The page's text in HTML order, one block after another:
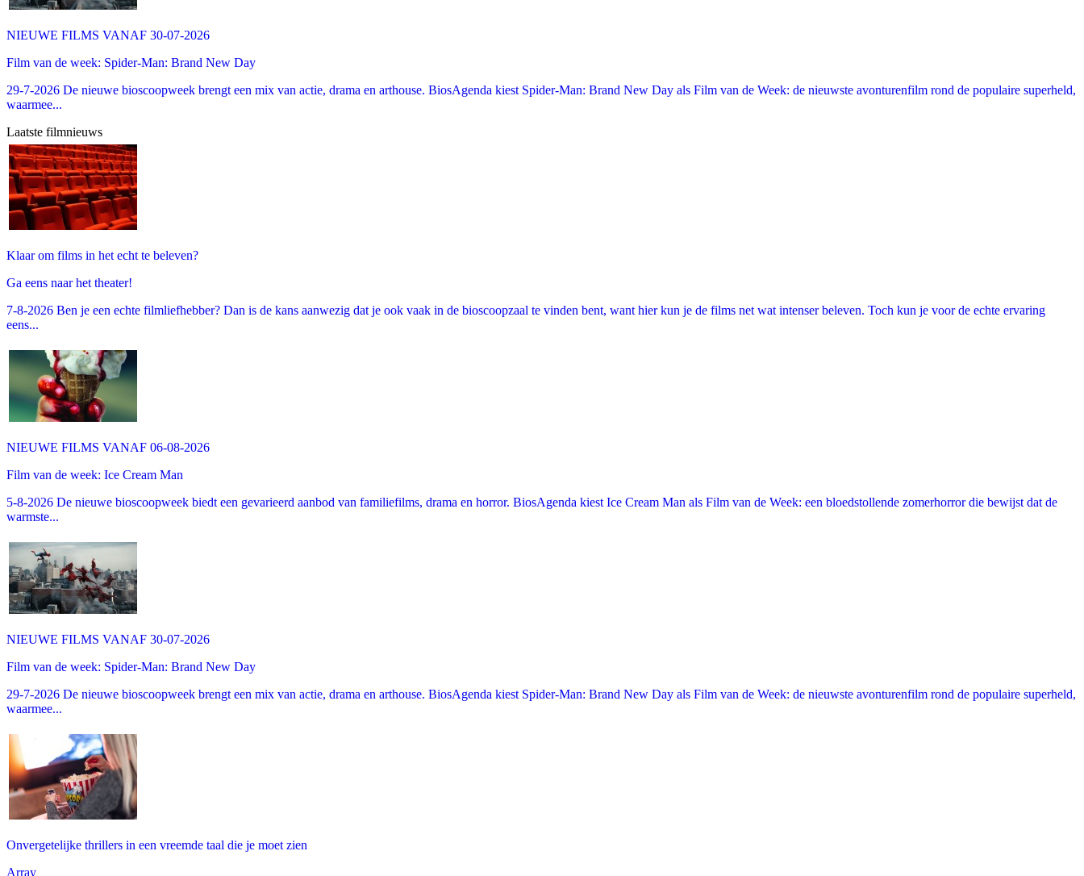
NIEUWE FILMS VANAF 30-07-2026
Film van de week: Spider-Man: Brand New Day
29-7-2026 De nieuwe bioscoopweek brengt een mix van actie, drama en arthouse. BiosAgenda kiest Spider-Man: Brand New Day als Film van de Week: de nieuwste avonturenfilm rond de populaire superheld,
waarmee...
Laatste filmnieuws
Klaar om films in het echt te beleven?
Ga eens naar het theater!
7-8-2026 Ben je een echte filmliefhebber? Dan is de kans aanwezig dat je ook vaak in de bioscoopzaal te vinden bent, want hier kun je de films net wat intenser beleven. Toch kun je voor de echte ervaring
eens...
NIEUWE FILMS VANAF 06-08-2026
Film van de week: Ice Cream Man
5-8-2026 De nieuwe bioscoopweek biedt een gevarieerd aanbod van familiefilms, drama en horror. BiosAgenda kiest Ice Cream Man als Film van de Week: een bloedstollende zomerhorror die bewijst dat de
warmste...
NIEUWE FILMS VANAF 30-07-2026
Film van de week: Spider-Man: Brand New Day
29-7-2026 De nieuwe bioscoopweek brengt een mix van actie, drama en arthouse. BiosAgenda kiest Spider-Man: Brand New Day als Film van de Week: de nieuwste avonturenfilm rond de populaire superheld,
waarmee...
Onvergetelijke thrillers in een vreemde taal die je moet zien
Array